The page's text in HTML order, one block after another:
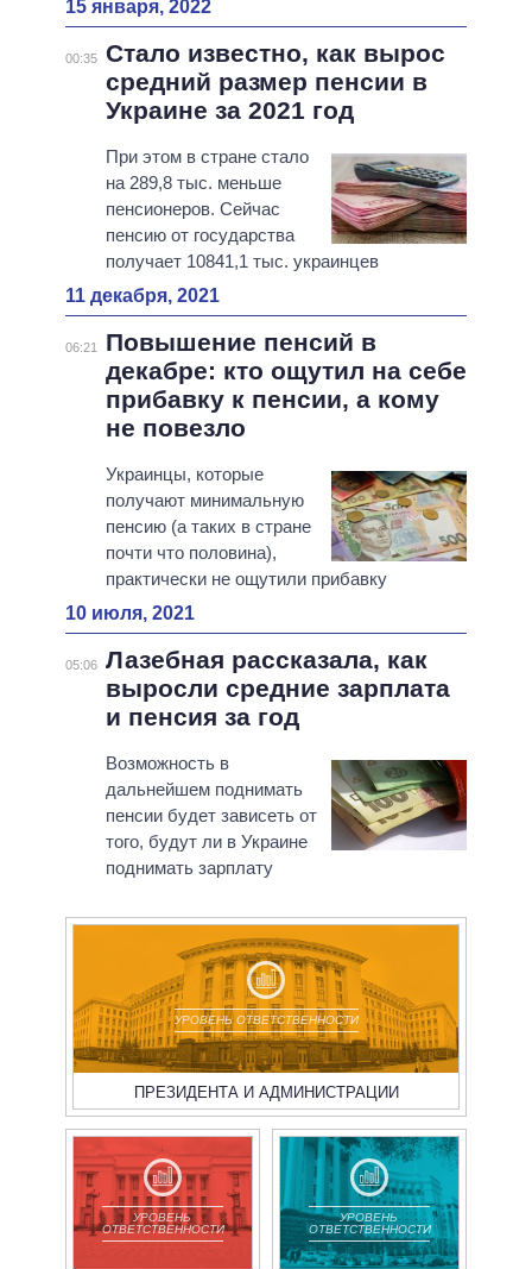
15 января, 2022
00:35 Стало известно, как вырос
средний размер пенсии в
Украине за 2021 год
При этом в стране стало
на 289,8 тыс. меньше
пенсионеров. Сейчас
пенсию от государства
получает 10841,1 тыс. украинцев
11 декабря, 2021
06:21
Повышение пенсий в
декабре: кто ощутил на себе
прибавку к пенсии, а кому
не повезло
Украинцы, которые
получают минимальную
пенсию (а таких в стране
почти что половина),
практически не ощутили прибавку
10 июля, 2021
05:06 Лазебная рассказала, как
выросли средние зарплата
и пенсия за год
Возможность в
дальнейшем поднимать
пенсии будет зависеть от
того, будут ли в Украине
поднимать зарплату
УРОВЕНЬ ОТВЕТСТВЕННОСТИ
ПРЕЗИДЕНТА И АДМИНИСТРАЦИИ
УРОВЕНЬ
ОТВЕТСТВЕННОСТИ
УРОВЕНЬ
ОТВЕТСТВЕННОСТИ